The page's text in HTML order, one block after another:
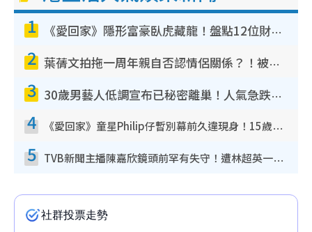
1 《愛回家》隱形富豪臥虎藏龍！盤點12位財氣逼人的有錢藝人：呢位靚女3億身家唔憂做
2 葉蒨文拍拖一周年親自否認情侶關係？！被質疑感情造假竟稱GM「普通同事」
3 30歲男藝人低調宣布已秘密離巢！人氣急跌變失蹤人口︰「這幾年過得並不容易」
4 《愛回家》童星Philip仔暫別幕前久違現身！15歲近況暴風長高蛻變帥氣少男
5 TVB新聞主播陳嘉欣鏡頭前罕有失守！遭林超英一句說話突襲嚇親當場大笑